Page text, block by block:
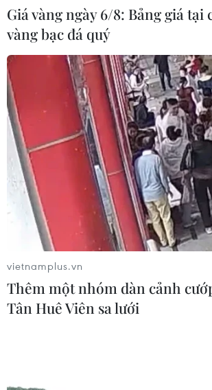
Giá vàng ngày 6/8: Bảng giá tại
vàng bạc đá quý
vietnamplus.vn
Thêm một nhóm dàn cảnh
Tân Huê Viên sa lưới